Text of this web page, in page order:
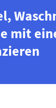
mit